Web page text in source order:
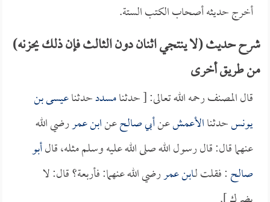
أخرج حديثه أصحاب الكتب الستة.
شرح حديث (لا ينتجي اثنان دون الثالث فإن ذلك يحزنه)
من طريق أخرى
قال المصنف رحمه الله تعالى: [ حدثنامسددحدثناعيسى بن
يونسحدثناالأعمشعنأبي صالحعنابن عمررضي الله
عنهما قال: قال رسول الله صلى الله عليه وسلم مثله، قالأبو
صالح: فقلت لـابن عمررضي الله عنهما: فأربعة؟ قال: لا